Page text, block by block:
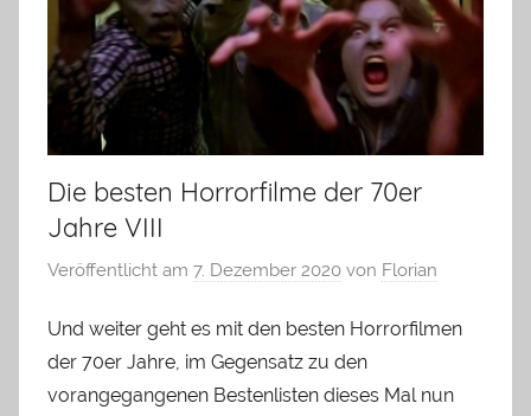
Die besten Horrorfilme der 70er
Jahre VIII
Veröffentlicht am 7. Dezember 2020 von Florian
Und weiter geht es mit den besten Horrorfilmen
der 70er Jahre, im Gegensatz zu den
vorangegangenen Bestenlisten dieses Mal nun